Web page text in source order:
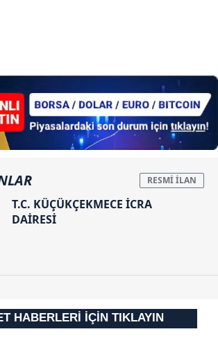
T.C. KÜÇÜKÇEKMECE İCRA
DAİRESİ
HABERLERİ İÇİN TIKLAYIN